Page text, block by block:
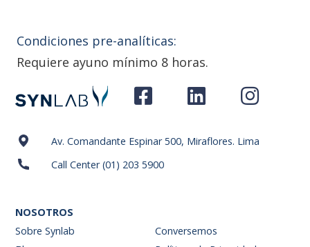
Condiciones pre-analíticas:
Requiere ayuno mínimo 8 horas.
Av. Comandante Espinar 500, Miraflores. Lima
Call Center (01) 203 5900
NOSOTROS
Sobre Synlab
Conversemos